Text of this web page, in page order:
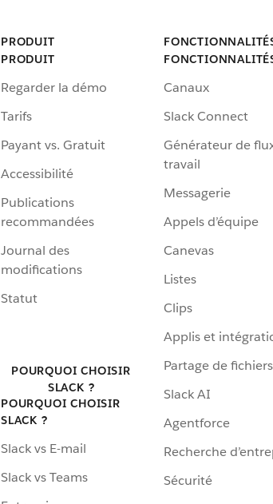
PRODUIT
PRODUIT
Regarder la démo
Tarifs
Payant vs. Gratuit
Accessibilité
Publications
recommandées
Journal des
modifications
Statut
POURQUOI CHOISIR
SLACK ?
POURQUOI CHOISIR
SLACK ?
Slack vs E-mail
Slack vs Teams
Canaux
Slack Connect
Générateur de
travail
Messagerie
Appels d’équipe
Canevas
Listes
Clips
Applis et
Partage de fichiers
Slack AI
Agentforce
Recherche
Sécurité